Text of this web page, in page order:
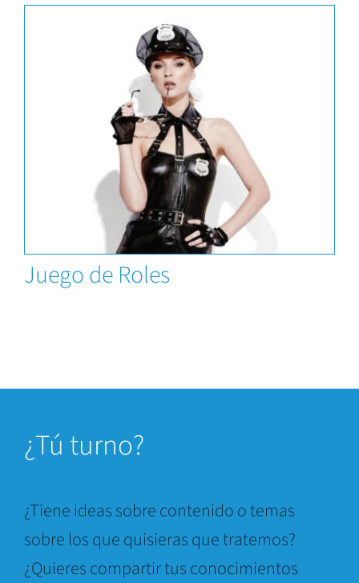
Capacitaciones
Juego de Roles
¿Tú turno?
¿Tiene ideas sobre contenido o temas
sobre los que quisieras que tratemos?
¿Quieres compartir tus conocimientos